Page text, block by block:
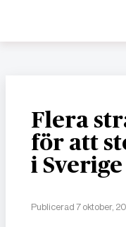
Flera
för att
i Sverige
Publicerad 7 oktober,